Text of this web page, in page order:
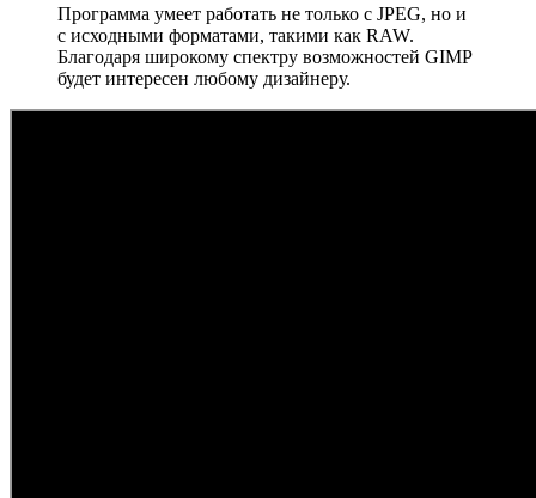
Программа умеет работать не только с JPEG, но и
с исходными форматами, такими как RAW.
Благодаря широкому спектру возможностей GIMP
будет интересен любому дизайнеру.